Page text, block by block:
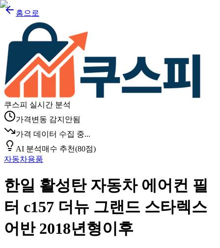
홈으로
쿠스피 실시간 분석
가격변동 감지안됨
가격 데이터 수집 중...
AI 분석매수 추천(80점)
자동차용품
한일 활성탄 자동차 에어컨 필
터 c157 더뉴 그랜드 스타렉스
어반 2018년형이후